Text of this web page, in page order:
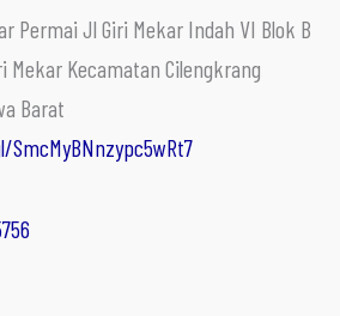
Permai Jl Giri Mekar Indah VI Blok B
Mekar Kecamatan Cilengkrang
Barat